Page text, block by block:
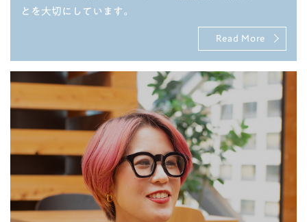
とを大切にしています。
Read More